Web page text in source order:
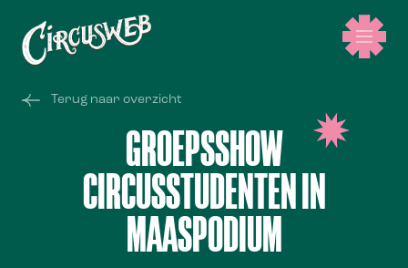
Terug naar overzicht
GROEPSSHOW
CIRCUSSTUDENTEN IN
MAASPODIUM